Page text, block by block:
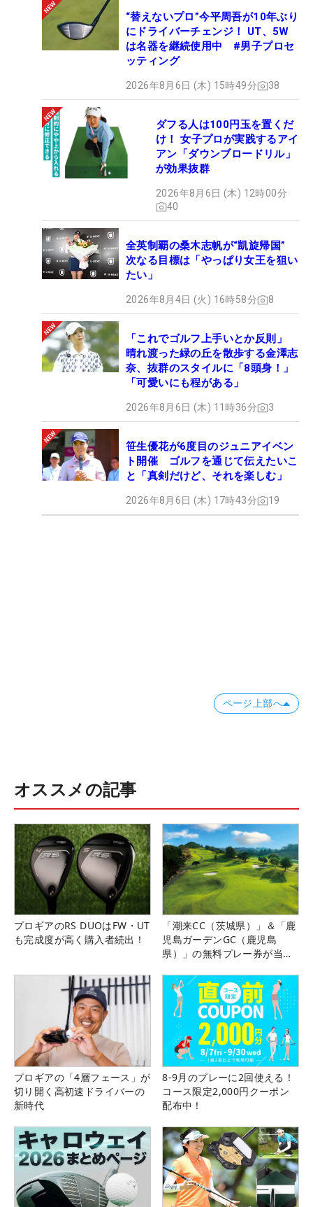
“替えないプロ”今平周吾が10年ぶり
にドライバーチェンジ！ UT、5W
は名器を継続使用中 #男子プロセ
ッティング
2026年8月6日 (木) 15時49分 38
ダフる人は100円玉を置くだ
け！ 女子プロが実践するアイ
アン「ダウンブロードリル」
が効果抜群
2026年8月6日 (木) 12時00分
40
全英制覇の桑木志帆が“凱旋帰国”
次なる目標は「やっぱり女王を狙い
たい」
2026年8月4日 (火) 16時58分 8
「これでゴルフ上手いとか反則」
晴れ渡った緑の丘を散歩する金澤志
奈、抜群のスタイルに「8頭身！」
「可愛いにも程がある」
2026年8月6日 (木) 11時36分 3
笹生優花が6度目のジュニアイベン
ト開催 ゴルフを通じて伝えたいこ
と「真剣だけど、それを楽しむ」
2026年8月6日 (木) 17時43分 19
ページ上部へ
オススメの記事
プロギアのRS DUOはFW・UT
も完成度が高く購入者続出！
「潮来CC（茨城県）」＆「鹿
児島ガーデンGC（鹿児島
県）」の無料プレー券が当た
プロギアの「4層フェース」が
切り開く高初速ドライバーの
新時代
8-9月のプレーに2回使える！
コース限定2,000円クーポン
配布中！